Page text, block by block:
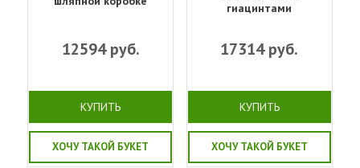
12594руб.
КУПИТЬ
ХОЧУ ТАКОЙ БУКЕТ
гиацинтами
17314руб.
КУПИТЬ
ХОЧУ ТАКОЙ БУКЕТ